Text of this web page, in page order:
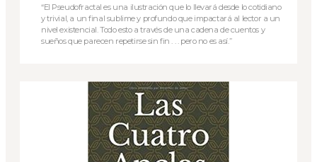
“El Pseudofractal es una ilustración que lo llevará desde lo cotidiano
y trivial, a un final sublime y profundo que impactará al lector a un
nivel existencial. Todo esto a través de una cadena de cuentos y
sueños que parecen repetirse sin fin . . . pero no es así.”